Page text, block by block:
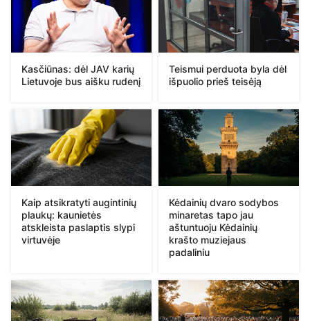
Kasčiūnas: dėl JAV karių
Lietuvoje bus aišku rudenį
Teismui perduota byla dėl
išpuolio prieš teisėją
Kaip atsikratyti augintinių
plaukų: kaunietės
atskleista paslaptis slypi
virtuvėje
Kėdainių dvaro sodybos
minaretas tapo jau
aštuntuoju Kėdainių
krašto muziejaus
padaliniu